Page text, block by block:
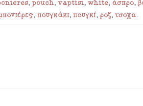
,pouch,vaptisi,white,άσπρο,
,πουγκάκι,πουγκί,ροζ,τσόχα.